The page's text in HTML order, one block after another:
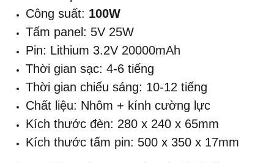
Công suất: 100W
Tấm panel: 5V 25W
Pin: Lithium 3.2V 20000mAh
Thời gian sạc: 4-6 tiếng
Thời gian chiếu sáng: 10-12 tiếng
Chất liệu: Nhôm + kính cường lực
Kích thước đèn: 280 x 240 x 65mm
Kích thước tấm pin: 500 x 350 x 17mm